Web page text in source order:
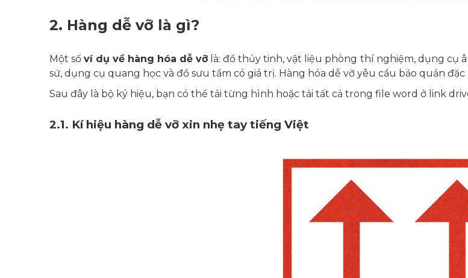
2. Hàng dễ vỡ là gì?
Một sốví dụ về hàng hóa dễ vỡ là: đồ thủy tinh, vật liệu phòng thí nghiệm, dụng cụ
sứ, dụng cụ quang học và đồ sưu tầm có giá trị. Hàng hóa dễ vỡ yêu cầu bảo quản
Sau đây là bộ ký hiệu, bạn có thể tải từng hình hoặc tải tất cả trong file word ở link
2.1. Kí hiệu hàng dễ vỡ xin nhẹ tay tiếng Việt